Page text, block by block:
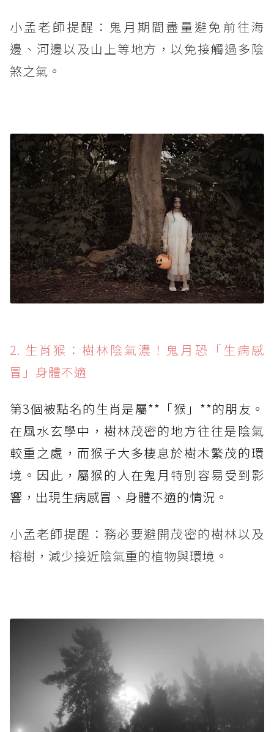
小孟老師提醒：鬼月期間盡量避免前往海
邊、河邊以及山上等地方，以免接觸過多陰
煞之氣。
2. 生肖猴：樹林陰氣濃！鬼月恐「生病感
冒」身體不適
第3個被點名的生肖是屬**「猴」**的朋友。
在風水玄學中，樹林茂密的地方往往是陰氣
較重之處，而猴子大多棲息於樹木繁茂的環
境。因此，屬猴的人在鬼月特別容易受到影
響，出現生病感冒、身體不適的情況。
小孟老師提醒：務必要避開茂密的樹林以及
榕樹，減少接近陰氣重的植物與環境。